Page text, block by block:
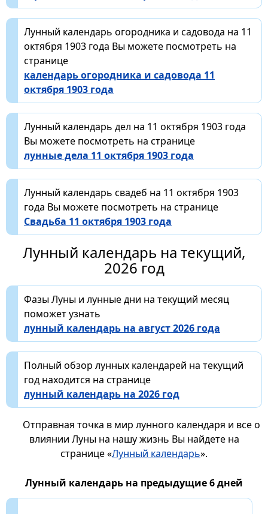
Лунный календарь огородника и садовода на 11
октября 1903 года Вы можете посмотреть на
странице
календарь огородника и садовода 11
октября 1903 года
Лунный календарь дел на 11 октября 1903 года
Вы можете посмотреть на странице
лунные дела 11 октября 1903 года
Лунный календарь свадеб на 11 октября 1903
года Вы можете посмотреть на странице
Свадьба 11 октября 1903 года
Лунный календарь на текущий,
2026 год
Фазы Луны и лунные дни на текущий месяц
поможет узнать
лунный календарь на август 2026 года
Полный обзор лунных календарей на текущий
год находится на странице
лунный календарь на 2026 год
Отправная точка в мир лунного календаря и все о
влиянии Луны на нашу жизнь Вы найдете на
странице «Лунный календарь».
Лунный календарь на предыдущие 6 дней